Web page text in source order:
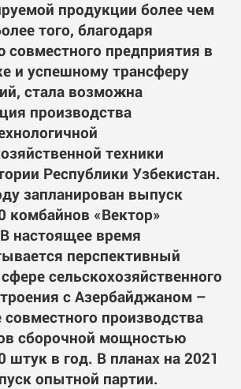
продукции более чем
того, благодаря
совместного предприятия в
и успешному трансферу
стала возможна
производства
техники
Республики Узбекистан.
запланирован выпуск
комбайнов «Вектор»
настоящее время
перспективный
сельскохозяйственного
с Азербайджаном –
совместного производства
сборочной мощностью
штук в год. В планах на 2021
опытной партии.